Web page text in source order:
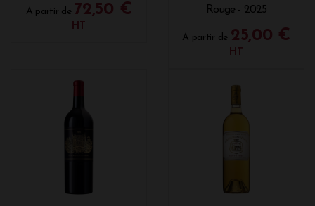
A partir de 72,50 €
HT
Rouge - 2025
A partir de 25,00 €
HT